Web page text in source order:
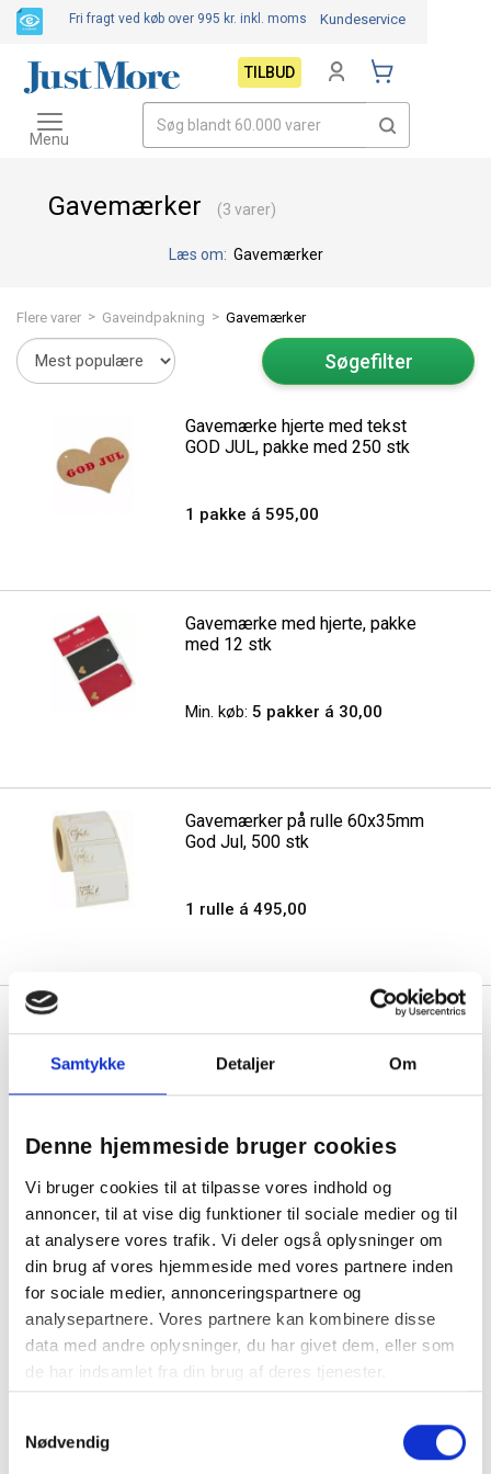
Samtykke Detaljer Om
Denne hjemmeside bruger cookies
Vi bruger cookies til at tilpasse vores indhold og
annoncer, til at vise dig funktioner til sociale medier og til
at analysere vores trafik. Vi deler også oplysninger om
din brug af vores hjemmeside med vores partnere inden
for sociale medier, annonceringspartnere og
analysepartnere. Vores partnere kan kombinere disse
data med andre oplysninger, du har givet dem, eller som
de har indsamlet fra din brug af deres tjenester.
Nødvendig
Gavemærker (3 varer)
Læs om: Gavemærker
Flere varer > Gaveindpakning > Gavemærker
Søgefilter
Gavemærke hjerte med tekst
GOD JUL, pakke med 250 stk
1 pakke á 595,00
Gavemærke med hjerte, pakke
med 12 stk
Min. køb: 5 pakker á 30,00
Gavemærker på rulle 60x35mm
God Jul, 500 stk
1 rulle á 495,00
Se også vores udvalg afVinkarton,Gaveposer
Gaveæsker
1
Gavemærker er den perfekte afslutning på enhver
Fri fragt ved køb over 995 kr. inkl. moms Kundeservice
TILBUD
Toggle
navigation
Menu